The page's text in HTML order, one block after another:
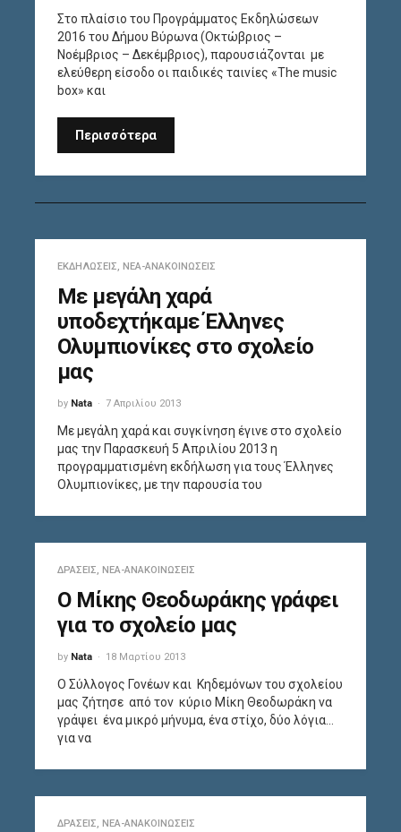
Στο πλαίσιο του Προγράμματος Εκδηλώσεων
2016 του Δήμου Βύρωνα (Οκτώβριος –
Νοέμβριος – Δεκέμβριος), παρουσιάζονται με
ελεύθερη είσοδο οι παιδικές ταινίες «The music
box» και
Περισσότερα
ΕΚΔΗΛΏΣΕΙΣ, ΝΈΑ-ΑΝΑΚΟΙΝΏΣΕΙΣ
Με μεγάλη χαρά
υποδεχτήκαμε Έλληνες
Ολυμπιονίκες στο σχολείο
μας
by Nata 7 Απριλίου 2013
Με μεγάλη χαρά και συγκίνηση έγινε στο σχολείο
μας την Παρασκευή 5 Απριλίου 2013 η
προγραμματισμένη εκδήλωση για τους Έλληνες
Ολυμπιονίκες, με την παρουσία του
ΔΡΆΣΕΙΣ, ΝΈΑ-ΑΝΑΚΟΙΝΏΣΕΙΣ
Ο Μίκης Θεοδωράκης γράφει
για το σχολείο μας
by Nata 18 Μαρτίου 2013
Ο Σύλλογος Γονέων και Κηδεμόνων του σχολείου
μας ζήτησε από τον κύριο Μίκη Θεοδωράκη να
γράψει ένα μικρό μήνυμα, ένα στίχο, δύο λόγια…
για να
ΔΡΆΣΕΙΣ, ΝΈΑ-ΑΝΑΚΟΙΝΏΣΕΙΣ